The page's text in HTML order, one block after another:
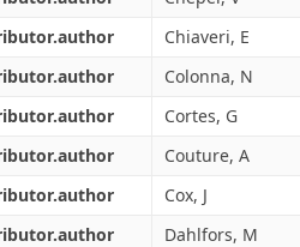
Chiaveri, E
Colonna, N
Cortes, G
Couture, A
Cox, J
Dahlfors, M